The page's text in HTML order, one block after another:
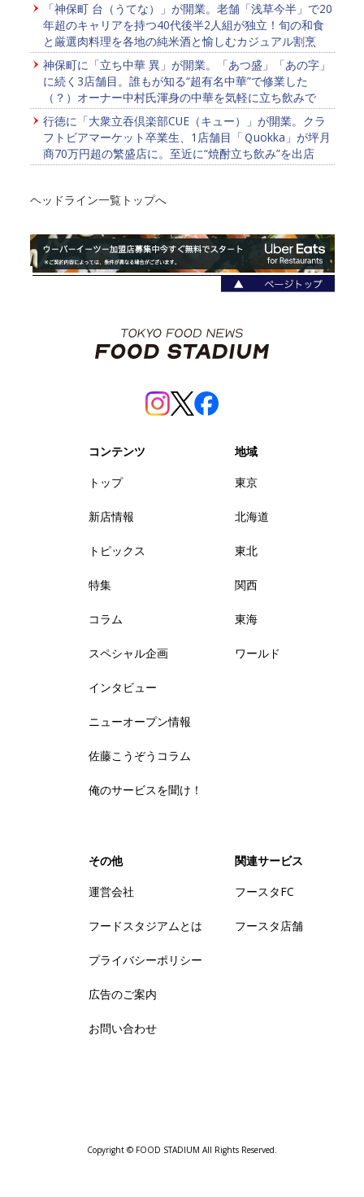
「神保町 台（うてな）」が開業。老舗「浅草今半」で20
年超のキャリアを持つ40代後半2人組が独立！旬の和食
と厳選肉料理を各地の純米酒と愉しむカジュアル割烹
神保町に「立ち中華 異」が開業。「あつ盛」「あの字」
に続く3店舗目。誰もが知る“超有名中華”で修業した
（？）オーナー中村氏渾身の中華を気軽に立ち飲みで
行徳に「大衆立吞倶楽部CUE（キュー）」が開業。クラ
フトビアマーケット卒業生、1店舗目「Ｑuokka」が坪月
商70万円超の繁盛店に。至近に“焼酎立ち飲み”を出店
ヘッドライン一覧トップへ
コンテンツ
トップ
新店情報
トピックス
特集
コラム
スペシャル企画
インタビュー
ニューオープン情報
佐藤こうぞうコラム
俺のサービスを聞け！
地域
東京
北海道
東北
関西
東海
ワールド
その他
運営会社
フードスタジアムとは
プライバシーポリシー
広告のご案内
お問い合わせ
関連サービス
フースタFC
フースタ店舗
Copyright © FOOD STADIUM All Rights Reserved.